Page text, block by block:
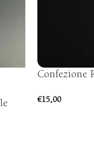
Confezione
€15,00